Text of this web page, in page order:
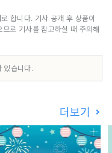
고 있어, 관광이나 식사
해서도 부담없이 상담
의 넓이, 느긋하게 편안
. 서양식・철판구이・
구이가 인기. 음식과 교
것을 어레인지 할 수있
합니다. 기사 공개 후 상품이
로 기사를 참고하실 때 주의해
있습니다.
더보기